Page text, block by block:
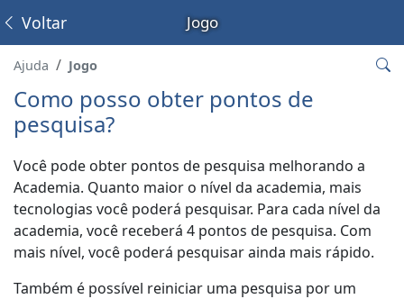
Jogo
Voltar
Ajuda Jogo
Como posso obter pontos de
pesquisa?
Você pode obter pontos de pesquisa melhorando a
Academia. Quanto maior o nível da academia, mais
tecnologias você poderá pesquisar. Para cada nível da
academia, você receberá 4 pontos de pesquisa. Com
mais nível, você poderá pesquisar ainda mais rápido.
Também é possível reiniciar uma pesquisa por um